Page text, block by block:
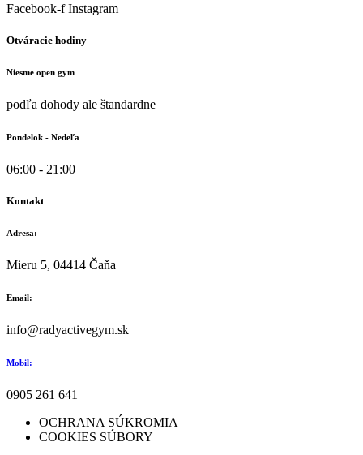
Facebook-f Instagram
Otváracie hodiny
Niesme open gym
podľa dohody ale štandardne
Pondelok - Nedeľa
06:00 - 21:00
Kontakt
Adresa:
Mieru 5, 04414 Čaňa
Email:
info@radyactivegym.sk
Mobil:
0905 261 641
OCHRANA SÚKROMIA
COOKIES SÚBORY